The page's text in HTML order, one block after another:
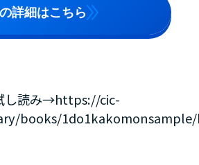
詳細はこちら
し読み→https://cic-
books/